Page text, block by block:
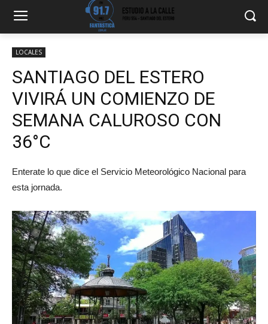
LOCALES
SANTIAGO DEL ESTERO
VIVIRÁ UN COMIENZO DE
SEMANA CALUROSO CON
36°C
Enterate lo que dice el Servicio Meteorológico Nacional para
esta jornada.